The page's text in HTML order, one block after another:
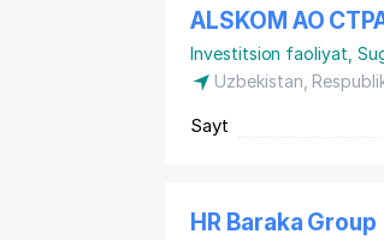
ALSKOM АО
Investitsion faoliyat
Uzbekistan,
Sayt
HR Baraka Group